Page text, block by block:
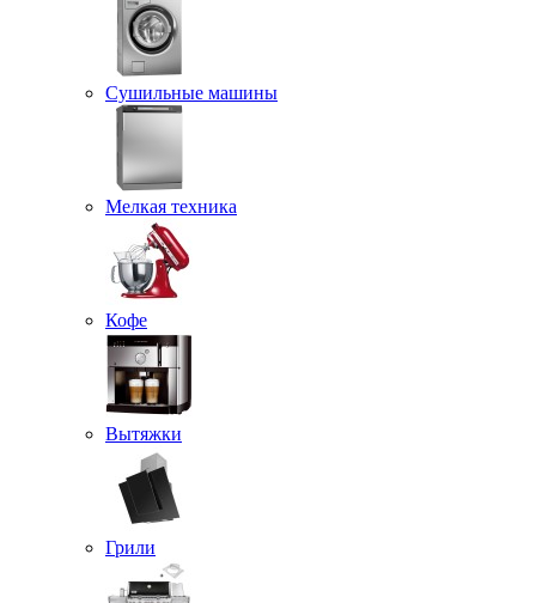
Сушильные машины
Мелкая техника
Кофе
Вытяжки
Грили